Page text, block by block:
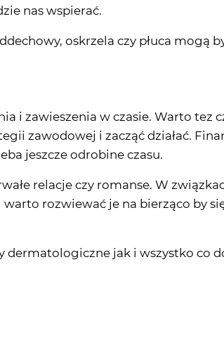
nas wspierać.
oskrzela czy płuca mogą
i zawieszenia w czasie. Warto tez
zawodowej i zacząć działać.
jeszcze odrobine czasu.
relacje czy romanse. W
rozwiewać je na bierząco by
dermatologiczne jak i wszystko co